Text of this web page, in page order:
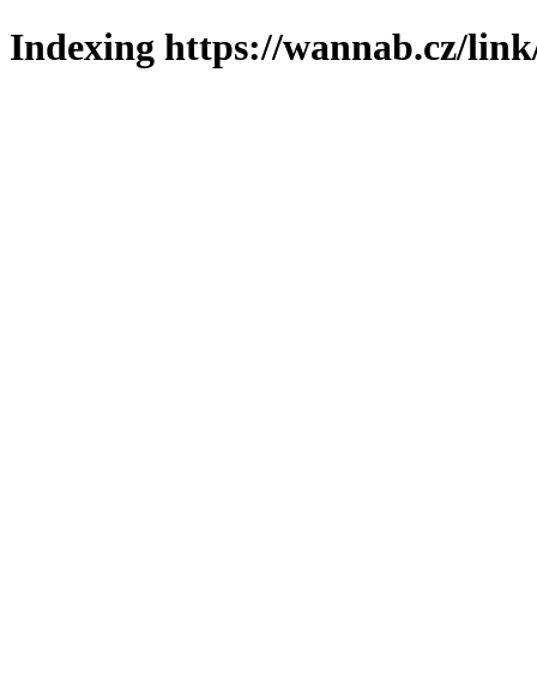
Indexing https://wannab.cz/